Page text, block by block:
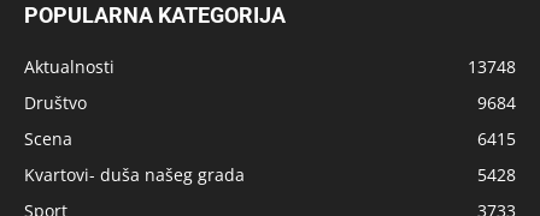
POPULARNA KATEGORIJA
Aktualnosti
13748
Društvo
9684
Scena
6415
Kvartovi- duša našeg grada
5428
Sport
3733